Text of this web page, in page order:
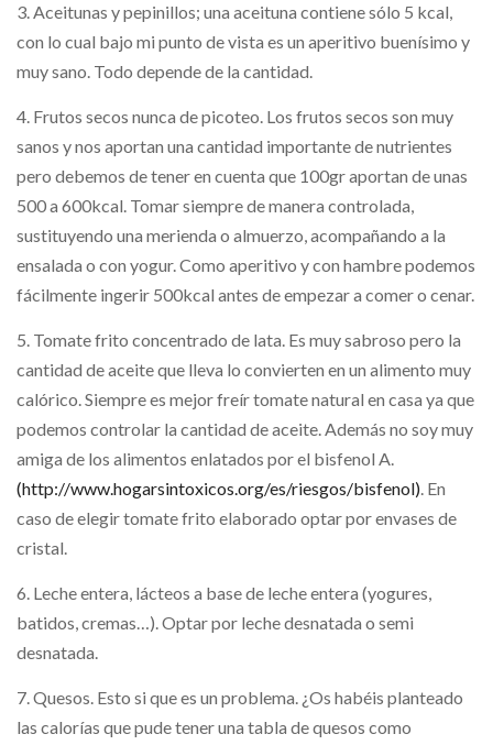
3. Aceitunas y pepinillos; una aceituna contiene sólo 5 kcal,
con lo cual bajo mi punto de vista es un aperitivo buenísimo y
muy sano. Todo depende de la cantidad.
4. Frutos secos nunca de picoteo. Los frutos secos son muy
sanos y nos aportan una cantidad importante de nutrientes
pero debemos de tener en cuenta que 100gr aportan de unas
500 a 600kcal. Tomar siempre de manera controlada,
sustituyendo una merienda o almuerzo, acompañando a la
ensalada o con yogur. Como aperitivo y con hambre podemos
fácilmente ingerir 500kcal antes de empezar a comer o cenar.
5. Tomate frito concentrado de lata. Es muy sabroso pero la
cantidad de aceite que lleva lo convierten en un alimento muy
calórico. Siempre es mejor freír tomate natural en casa ya que
podemos controlar la cantidad de aceite. Además no soy muy
amiga de los alimentos enlatados por el bisfenol A.
(http://www.hogarsintoxicos.org/es/riesgos/bisfenol). En
caso de elegir tomate frito elaborado optar por envases de
cristal.
6. Leche entera, lácteos a base de leche entera (yogures,
batidos, cremas…). Optar por leche desnatada o semi
desnatada.
7. Quesos. Esto si que es un problema. ¿Os habéis planteado
las calorías que pude tener una tabla de quesos como